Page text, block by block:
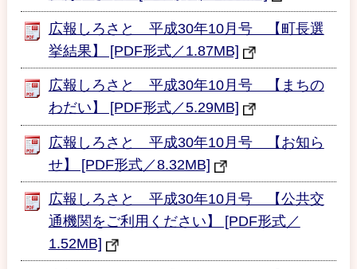
広報しろさと 平成30年10月号 【町長選
挙結果】 [PDF形式／1.87MB]
広報しろさと 平成30年10月号 【まちの
わだい】 [PDF形式／5.29MB]
広報しろさと 平成30年10月号 【お知ら
せ】 [PDF形式／8.32MB]
広報しろさと 平成30年10月号 【公共交
通機関をご利用ください】 [PDF形式／
1.52MB]